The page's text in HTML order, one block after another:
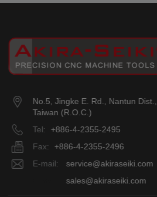
No.5, Jingke E. Rd. ,Nantun Dist.
Taiwan (R.O.C.)
Tel:
+886-4-2355-2495
Fax:
+886-4-2355-2496
E-mail:
service@akiraseiki.com
sales@akiraseiki.com